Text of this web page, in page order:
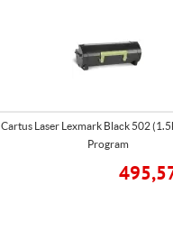
Cartus Laser Lexmark Black 502
Program